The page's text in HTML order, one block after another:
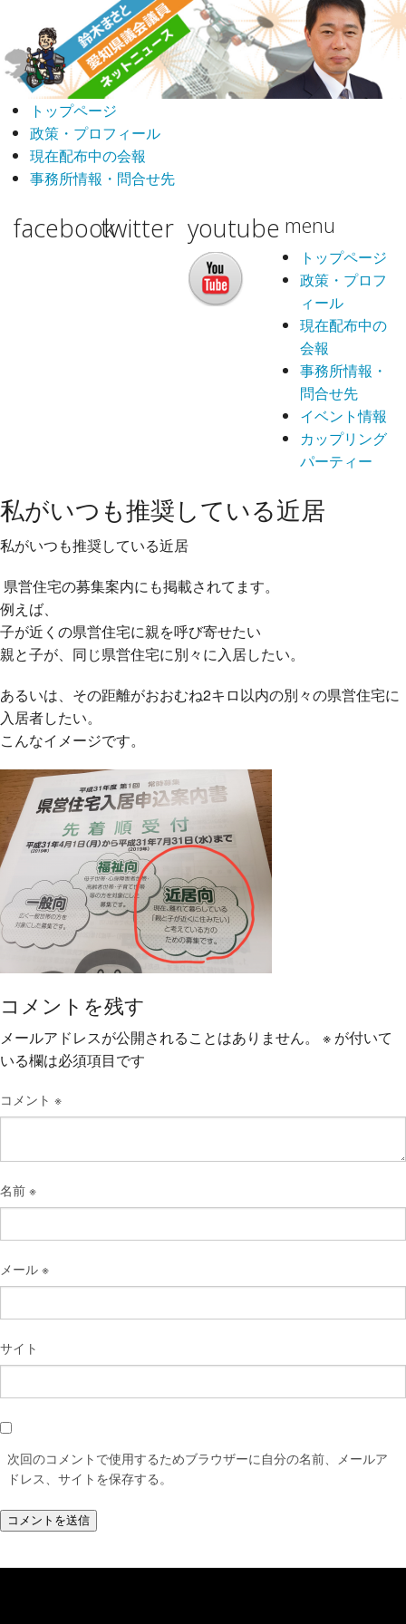
トップページ
政策・プロフィール
現在配布中の会報
事務所情報・問合せ先
facebooktwitter youtube menu
トップページ
政策・プロフ
ィール
現在配布中の
会報
事務所情報・
問合せ先
イベント情報
カップリング
パーティー
私がいつも推奨している近居
私がいつも推奨している近居
県営住宅の募集案内にも掲載されてます。
例えば、
子が近くの県営住宅に親を呼び寄せたい
親と子が、同じ県営住宅に別々に入居したい。
あるいは、 その距離がおおむね2キロ以内の別々の県営住宅に
入居者したい。
こんなイメージです。
コメントを残す
メールアドレスが公開されることはありません。 ※ が付いて
いる欄は必須項目です
コメント ※
名前 ※
メール ※
サイト
次回のコメントで使用するためブラウザーに自分の名前、メールア
ドレス、サイトを保存する。